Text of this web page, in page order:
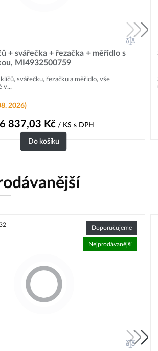
+ svářečka + řezačka + měřidlo s
MI4932500759
svářečku, řezačku a měřidlo, vše
v...
2026)
837,03 Kč/ KS s DPH
Do košíku
Doporučujeme
Nejprodávanější